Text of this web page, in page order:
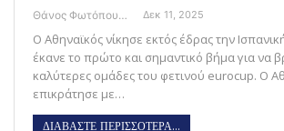
Θάνος Φωτόπουλος Δεκ 11, 2025
O Αθηναϊκός νίκησε εκτός έδρας την
έκανε το πρώτο και σημαντικό βήμα για να
καλύτερες ομάδες του φετινού eurocup. Ο
επικράτησε με…
ΔΙΑΒΑΣΤΕ ΠΕΡΙΣΣΟΤΕΡΑ...